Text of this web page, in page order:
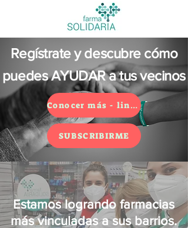
Regístrate y descubre cómo
puedes AYUDAR a tus vecinos
Conocer más - link a la web
SUBSCRIBIRME
Estamos logrando farmacias
más vinculadas a sus barrios.